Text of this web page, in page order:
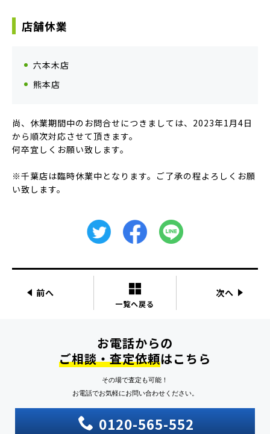
店舗休業
六本木店
熊本店
尚、休業期間中のお問合せにつきましては、2023年1月4日
から順次対応させて頂きます。
何卒宜しくお願い致します。
※千葉店は臨時休業中となります。ご了承の程よろしくお願
い致します。
前へ
一覧へ戻る
次へ
お電話からの
ご相談・査定依頼はこちら
その場で査定も可能！
お電話でお気軽にお問い合わせください。
0120-565-552